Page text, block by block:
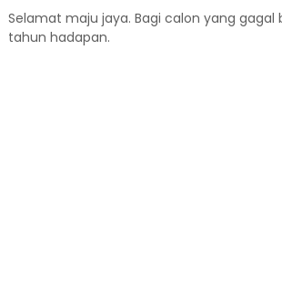
Selamat maju jaya. Bagi calon yang gagal
tahun hadapan.